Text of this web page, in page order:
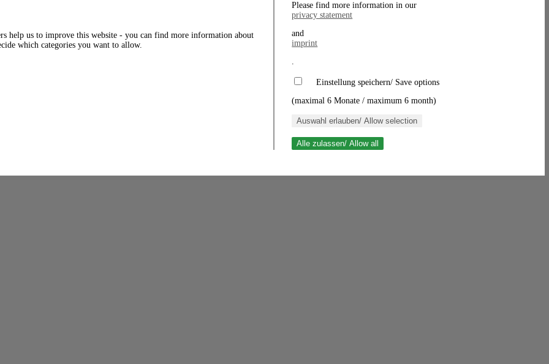
help us to improve this website - you can find more information about
which categories you want to allow.
Please find more information in our
privacy statement
and
imprint
.
Einstellung speichern/ Save options
(maximal 6 Monate / maximum 6 month)
Auswahl erlauben/ Allow selection
Alle zulassen/ Allow all